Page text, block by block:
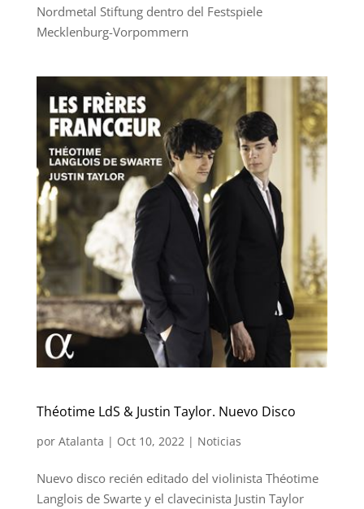
Nordmetal Stiftung dentro del Festspiele
Mecklenburg-Vorpommern
Théotime LdS & Justin Taylor. Nuevo Disco
por Atalanta | Oct 10, 2022| Noticias
Nuevo disco recién editado del violinista Théotime
Langlois de Swarte y el clavecinista Justin Taylor